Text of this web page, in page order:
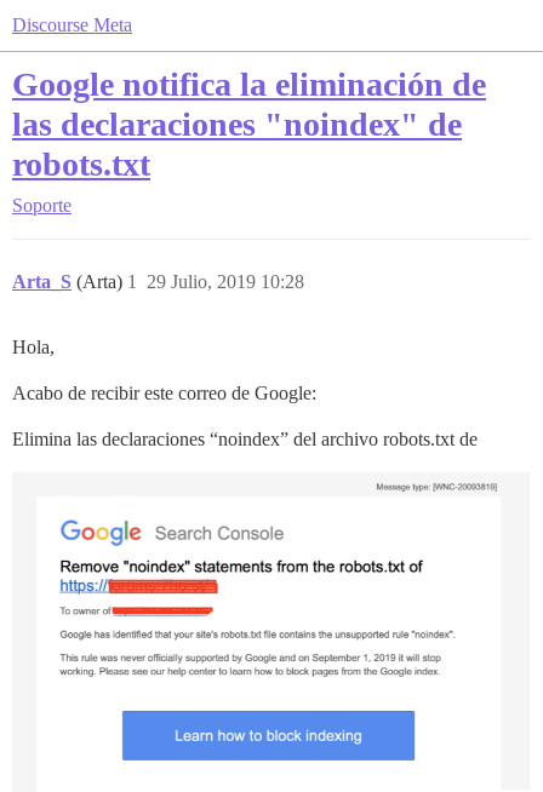
Discourse Meta
Google notifica la eliminación de
las declaraciones "noindex" de
robots.txt
Soporte
Arta_S (Arta) 29 Julio, 2019 10:28
1
Hola,
Acabo de recibir este correo de Google:
Elimina las declaraciones “noindex” del archivo robots.txt de